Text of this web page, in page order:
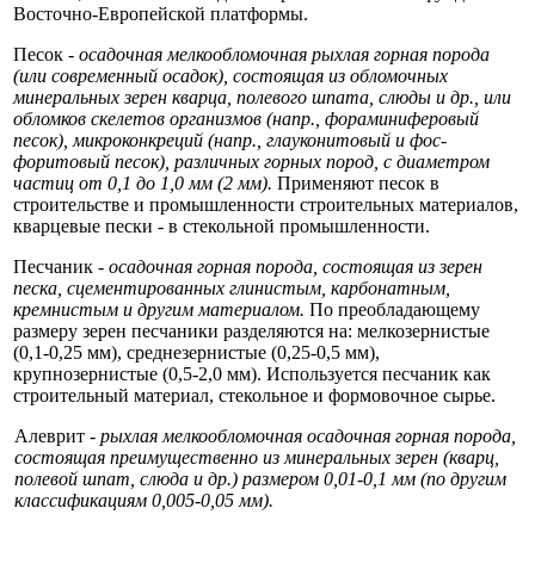
Восточно-Европейской платформы.
Песок - осадочная мелкообломочная рыхлая горная порода
(или со­временный осадок), состоящая из обломочных
минеральных зерен кварца, полевого шпата, слюды и др., или
обломков скелетов организмов (напр., фораминиферовый
песок), микроконкреций (напр., глауконитовый и фос­
форитовый песок), различных горных пород, с диаметром
частиц от 0,1 до 1,0 мм (2 мм). Применяют песок в
строительстве и промышленности стро­ительных материалов,
кварцевые пески - в стекольной промышленности.
Песчаник -осадочная горная порода, состоящая из зерен
песка, сце­ментированных глинистым, карбонатным,
кремнистым и другим материа­лом.По преобладающему
размеру зерен песчаники разделяются на: мелко­зернистые
(0,1-0,25 мм), среднезернистые (0,25-0,5 мм),
крупнозернистые (0,5-2,0 мм). Используется песчаник как
строительный материал, стеколь­ное и формовочное сырье.
Алеврит - рыхлая мелкообломочная осадочная горная порода,
состо­ящая преимущественно из минеральных зерен (кварц,
полевой шпат, слюда и др.) размером 0,01-0,1 мм (по другим
классификациям 0,005-0,05 мм).